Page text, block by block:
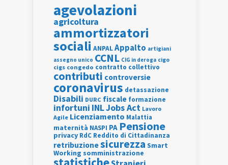
agevolazioni
agricoltura
ammortizzatori
sociali ANPALAppalto artigiani
assegno unico CCNL CIG in deroga cigo
cigs congedo contratto collettivo
contributi controversie
coronavirus detassazione
Disabili DURC fiscale formazione
infortuni INLJobs Act Lavoro
Agile Licenziamento Malattia
maternità NASPI PA Pensione
privacy RdC Reddito di Cittadinanza
retribuzionesicurezza Smart
Working somministrazione